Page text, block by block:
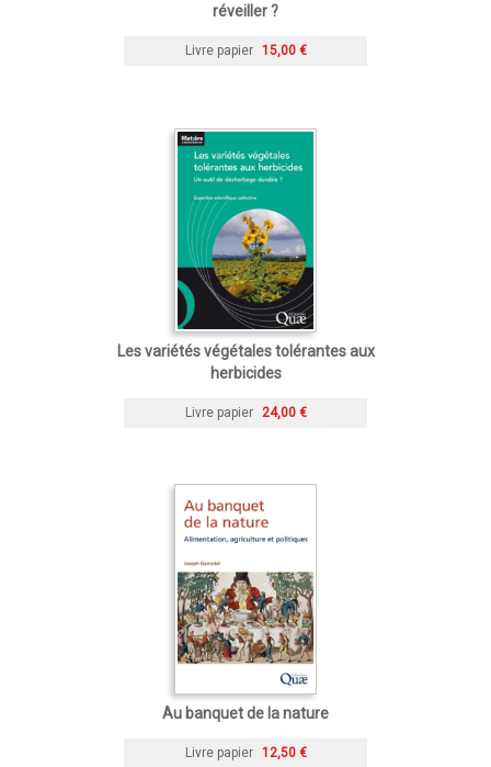
réveiller ?
Livre papier 15,00 €
Les variétés végétales tolérantes aux
herbicides
Livre papier 24,00 €
Au banquet de la nature
Livre papier 12,50 €